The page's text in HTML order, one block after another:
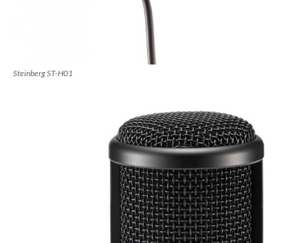
Steinberg ST-H01